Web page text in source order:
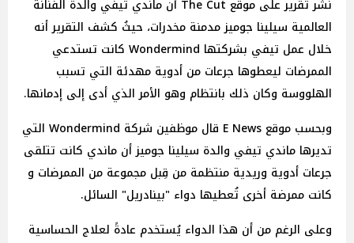
نشر تقرير على موقع The Cut أن ماندي تيفي والدة الفنانة
العالمية سيلينا جوميز مدمنة مخدرات، حيثُ كشف التقرير أنه
خلال عمل تيفي بشركتها Wondermind كانت تستدعي
الممرضات ليعطوها جرعات من أدوية مهدئة التي تسبب
الهلووسة وكان ذلك بانتظام وهو الأمر الذي أدى إلى إدمانها.
وبحسب موقع E News قال موظفين شركة Wondermind التي
تديرها ماندي تيفي والدة سيلينا جوميز أن ماندي كانت تتلقى
جرعات أدوية وريدية منتظمة من قِبل مجموعة من الممرضات و
كانت ممرضة أخرى تُعطيها دواء "بينادريل" السائل.
وعلى الرغم من أن هذا الدواء يُستخدم عادةً لعلاج الحساسية